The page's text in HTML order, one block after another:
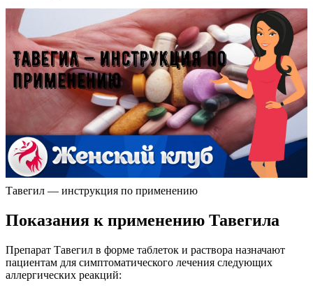
Тавегил — инструкция по применению
Показания к применению Тавегила
Препарат Тавегил в форме таблеток и раствора назначают
пациентам для симптоматического лечения следующих
аллергических реакций: